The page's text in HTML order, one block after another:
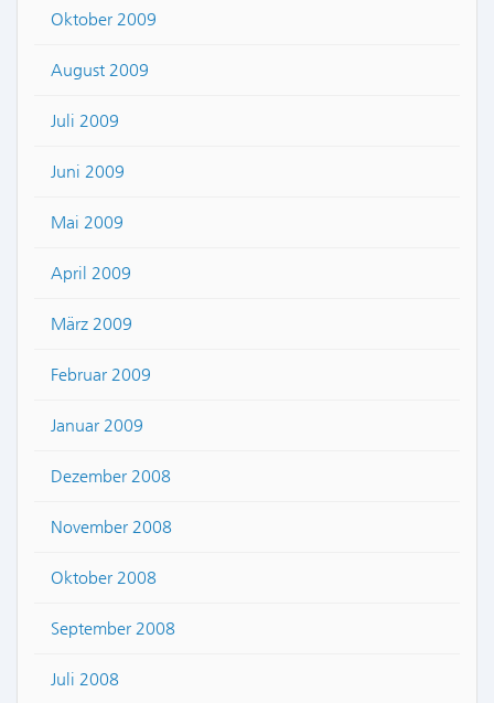
Oktober 2009
August 2009
Juli 2009
Juni 2009
Mai 2009
April 2009
März 2009
Februar 2009
Januar 2009
Dezember 2008
November 2008
Oktober 2008
September 2008
Juli 2008